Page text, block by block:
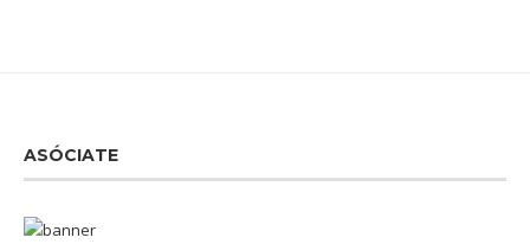
ASÓCIATE